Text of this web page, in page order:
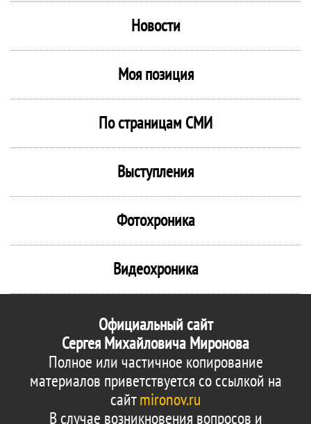
Новости
Моя позиция
По страницам СМИ
Выступления
Фотохроника
Видеохроника
Официальный сайт
Сергея Михайловича Миронова
Полное или частичное копирование
материалов приветствуется со ссылкой на
сайтmironov.ru
В случае возникновения вопросов и